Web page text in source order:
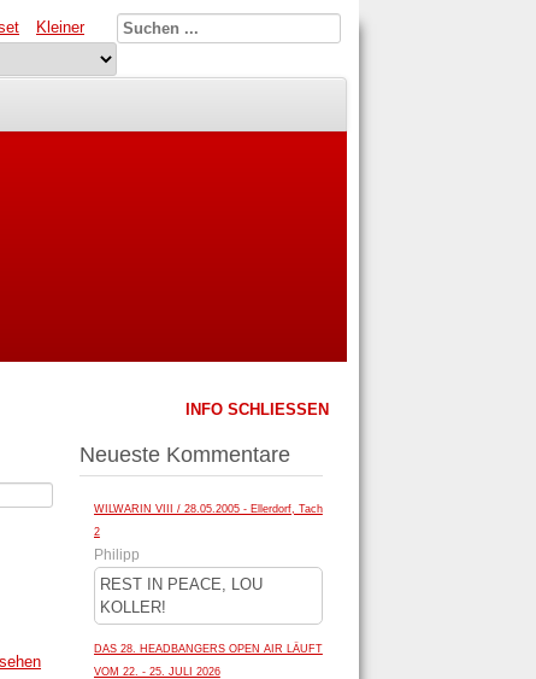
Kleiner
INFO SCHLIESSEN
Neueste Kommentare
WILWARIN VIII / 28.05.2005 - Ellerdorf, Tach
2
Philipp
REST IN PEACE, LOU
KOLLER!
DAS 28. HEADBANGERS OPEN AIR LÄUFT
VOM 22. - 25. JULI 2026